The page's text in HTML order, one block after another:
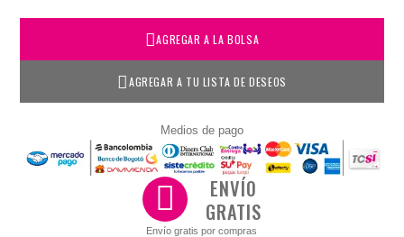
AGREGAR A LA BOLSA
AGREGAR A TU LISTA DE DESEOS
Medios de pago
ENVÍO
GRATIS
Envío gratis por compras